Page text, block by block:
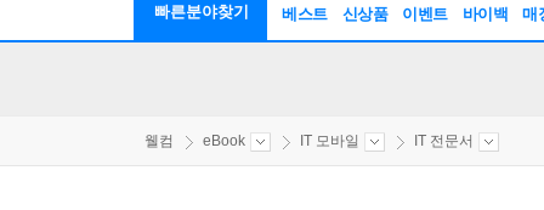
빠른분야찾기 베스트 신상품 이벤트 바이백 매
웰컴 eBook IT 모바일 IT 전문서